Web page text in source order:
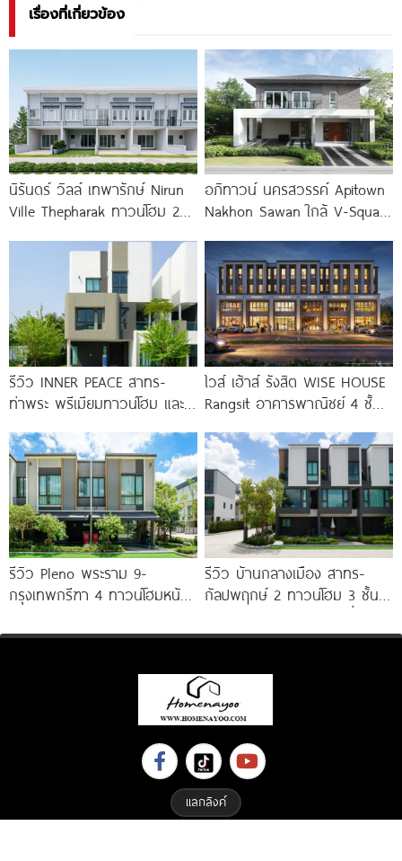
เรื่องที่เกี่ยวข้อง
นิรันดร์ วิลล์ เทพารักษ์ Nirun
Ville Thepharak ทาวน์โฮม 2
อภิทาวน์ นครสวรรค์ Apitown
Nakhon Sawan ใกล้ V-Square
รีวิว INNER PEACE สาทร-
ท่าพระ พรีเมียมทาวน์โฮม และ
ไวส์ เฮ้าส์ รังสิต WISE HOUSE
Rangsit อาคารพาณิชย์ 4 ชั้น
รีวิว Pleno พระราม 9-
กรุงเทพกรีฑา 4 ทาวน์โฮมหน้า
Premium
รีวิว บ้านกลางเมือง สาทร-
กัลปพฤกษ์ 2 ทาวน์โฮม 3 ชั้น
สาทร เพียง
แลกลิงค์